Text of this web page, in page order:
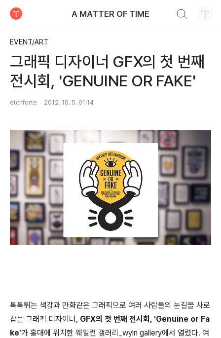
A MATTER OF TIME
EVENT/ART
그래픽 디자이너 GFX의 첫 번째
전시회, 'GENUINE OR FAKE'
etchforte 2012. 10. 5. 01:14
톡톡튀는 색감과 만화같은 그래픽으로 여러 사람들의 눈길을 사로
잡는 그래픽 디자이너, GFX의 첫 번째 전시회, 'Genuine or Fa
ke'가 홍대에 위치한 웨일런 갤러리_wyln gallery에서 열렸다. 여